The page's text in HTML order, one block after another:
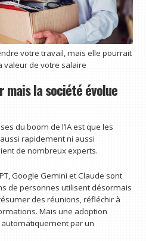
votre travail, mais elle pourrait
valeur de votre salaire
mais la société évolue
du boom de l’IA est que les
rapidement ni aussi
de nombreux experts.
Google Gemini et Claude sont
de personnes utilisent désormais
des réunions, réfléchir à
Mais une adoption
par un